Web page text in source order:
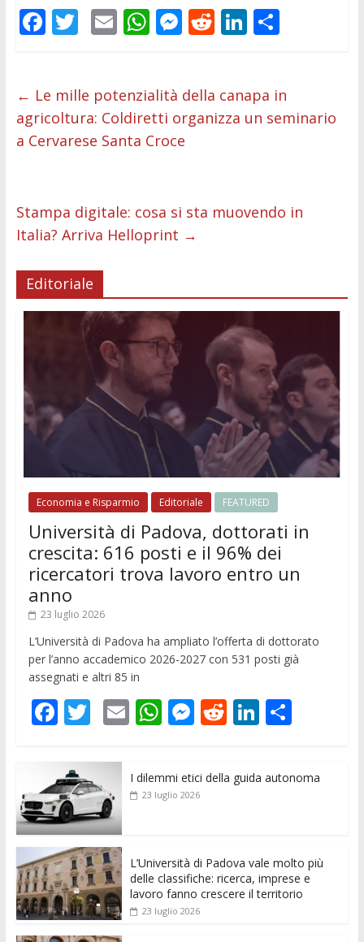
F
b
o
o
T
er
E
l
W
s
A
p
M
e
n
g
R
di
t
Li
e
dI
C
di
vi
← Le mille potenzialità della canapa in
agricoltura: Coldiretti organizza un seminario
a Cervarese Santa Croce
Stampa digitale: cosa si sta muovendo in
Italia? Arriva Helloprint →
Editoriale
Economia e Risparmio Editoriale FEATURED
Università di Padova, dottorati in
crescita: 616 posti e il 96% dei
ricercatori trova lavoro entro un
anno
23 luglio 2026
L’Università di Padova ha ampliato l’offerta di dottorato
per l’anno accademico 2026-2027 con 531 posti già
assegnati e altri 85 in
F
e
b
o
o
k
T
itt
er
E
ai
l
W
s
p
M
ss
e
er
R
di
Li
e
C
di
I dilemmi etici della guida autonoma
23 luglio 2026
L’Università di Padova vale molto più
delle classifiche: ricerca, imprese e
lavoro fanno crescere il territorio
23 luglio 2026